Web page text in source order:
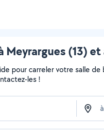
Meyrargues (13)
pour carreler votre salle
les !
à